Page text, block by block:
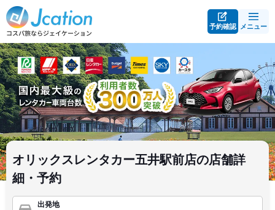
予約確認 メニュー
オリックスレンタカー五井駅前店の店舗詳
細・予約
出発地